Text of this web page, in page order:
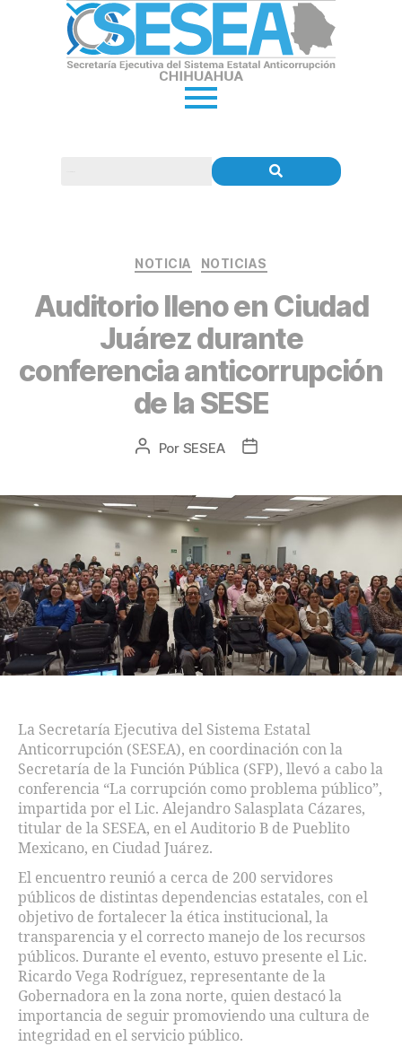
NOTICIA NOTICIAS
Auditorio lleno en Ciudad
Juárez durante
conferencia anticorrupción
de la SESE
Por SESEA
La Secretaría Ejecutiva del Sistema Estatal
Anticorrupción (SESEA), en coordinación con la
Secretaría de la Función Pública (SFP), llevó a cabo la
conferencia “La corrupción como problema público”,
impartida por el Lic. Alejandro Salasplata Cázares,
titular de la SESEA, en el Auditorio B de Pueblito
Mexicano, en Ciudad Juárez.
El encuentro reunió a cerca de 200 servidores
públicos de distintas dependencias estatales, con el
objetivo de fortalecer la ética institucional, la
transparencia y el correcto manejo de los recursos
públicos. Durante el evento, estuvo presente el Lic.
Ricardo Vega Rodríguez, representante de la
Gobernadora en la zona norte, quien destacó la
importancia de seguir promoviendo una cultura de
integridad en el servicio público.